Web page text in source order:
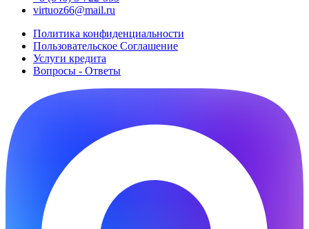
virtuoz66@mail.ru
Политика конфиденциальности
Пользовательское Cоглашение
Услуги кредита
Вопросы - Ответы